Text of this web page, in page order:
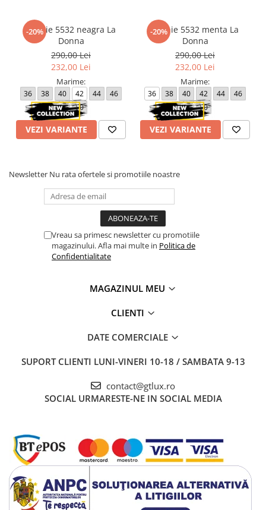
-20%
Rochie 5532 neagra La
Donna
290,00 Lei
232,00 Lei
Marime:
36 38 40 42 44
46
48
50
VEZI VARIANTE
-20%
Rochie 5532 menta La
Donna
290,00 Lei
232,00 Lei
Marime:
36 38 40 42 44
46
48
50
VEZI VARIANTE
Newsletter Nu rata ofertele si promotiile noastre
Vreau sa primesc newsletter cu promotiile
magazinului. Afla mai multe in Politica de
Confidentialitate
MAGAZINUL MEU
CLIENTI
DATE COMERCIALE
SUPORT CLIENTI LUNI-VINERI 10-18 / SAMBATA 9-13
contact@gtlux.ro
SOCIAL URMARESTE-NE IN SOCIAL MEDIA